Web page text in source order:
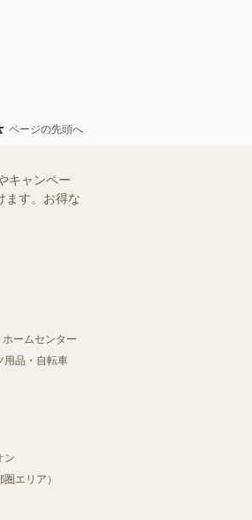
ページの先頭へ
キャンペー
ます。お得な
ホームセンター
用品・自転車
ン
エリア）